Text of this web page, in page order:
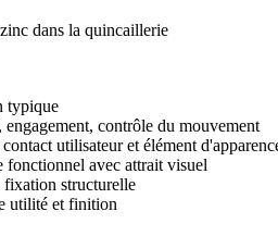
dans la quincaillerie
typique
engagement, contrôle du mouvement
utilisateur et élément
fonctionnel avec attrait visuel
structurelle
utilité et finition